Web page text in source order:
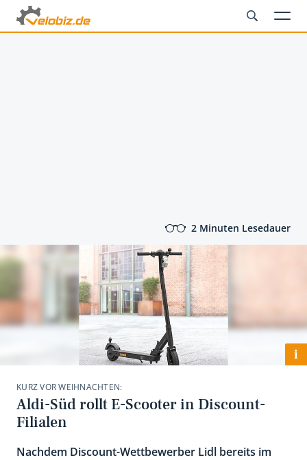
2 Minuten Lesedauer
i
KURZ VOR WEIHNACHTEN:
Aldi-Süd rollt E-Scooter in Discount-
Filialen
Nachdem Discount-Wettbewerber Lidl bereits im